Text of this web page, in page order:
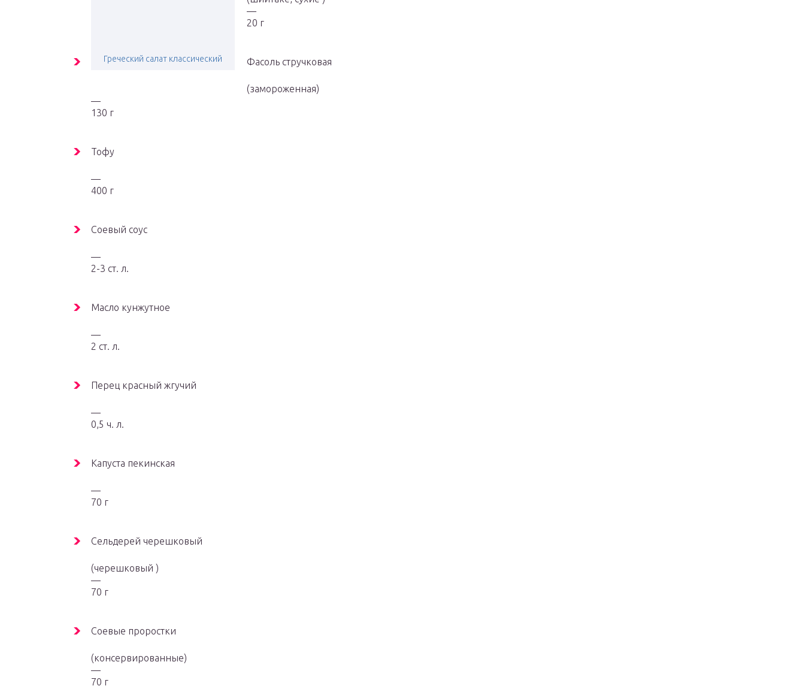
Греческий салат классический
—
20 г
Фасоль стручковая
(замороженная)
—
130 г
Тофу
—
400 г
Соевый соус
—
2-3 ст. л.
Масло кунжутное
—
2 ст. л.
Перец красный жгучий
—
0,5 ч. л.
Капуста пекинская
—
70 г
Сельдерей черешковый
(черешковый )
—
70 г
Соевые проростки
(консервированные)
—
70 г